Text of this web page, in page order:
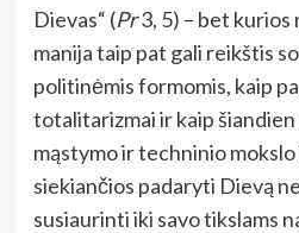
Dievas“ (Pr3, 5) – bet kurios
manija taip pat gali reikštis
politinėmis formomis, kaip
totalitarizmai ir kaip
mąstymo ir techninio
siekiančios padaryti Dievą
susiaurinti iki savo tikslams